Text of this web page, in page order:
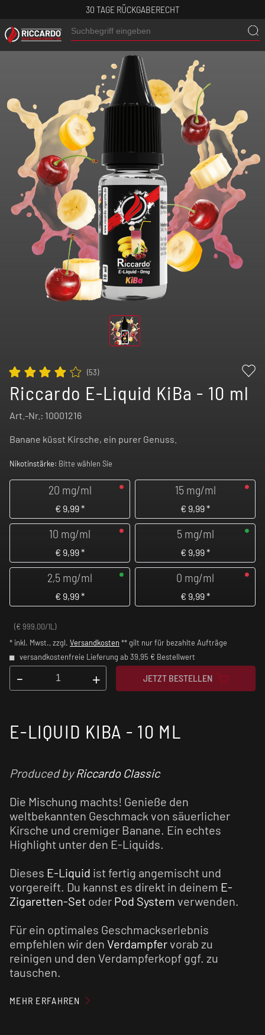
30 TAGE RÜCKGABERECHT
(53)
Riccardo E-Liquid KiBa - 10 ml
Art.-Nr.: 10001216
Banane küsst Kirsche, ein purer Genuss.
Nikotinstärke: Bitte wählen Sie
20 mg/ml
€ 9,99*
15 mg/ml
€ 9,99*
10 mg/ml
€ 9,99*
5 mg/ml
€ 9,99*
2,5 mg/ml
€ 9,99*
0 mg/ml
€ 9,99*
(€ 999,00/1L)
* inkl. Mwst., zzgl. Versandkosten ** gilt nur für bezahlte Aufträge
versandkostenfreie Lieferung ab 39,95 € Bestellwert
- + JETZT BESTELLEN
E-LIQUID KIBA - 10 ML
Produced byRiccardo Classic
Die Mischung machts! Genieße den
weltbekannten Geschmack von säuerlicher
Kirsche und cremiger Banane. Ein echtes
Highlight unter den E-Liquids.
Dieses E-Liquid ist fertig angemischt und
vorgereift. Du kannst es direkt in deinem E-
Zigaretten-Set oder Pod System verwenden.
Für ein optimales Geschmackserlebnis
empfehlen wir den Verdampfervorab zu
reinigen und den Verdampferkopf ggf. zu
tauschen.
MEHR ERFAHREN